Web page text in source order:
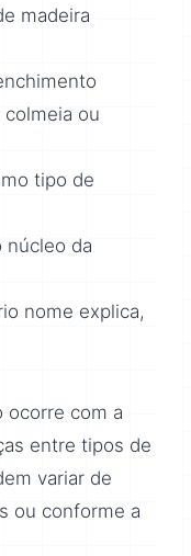
madeira
ou
tipo de
núcleo da
nome explica,
ocorre com a
entre tipos de
variar de
ou conforme a